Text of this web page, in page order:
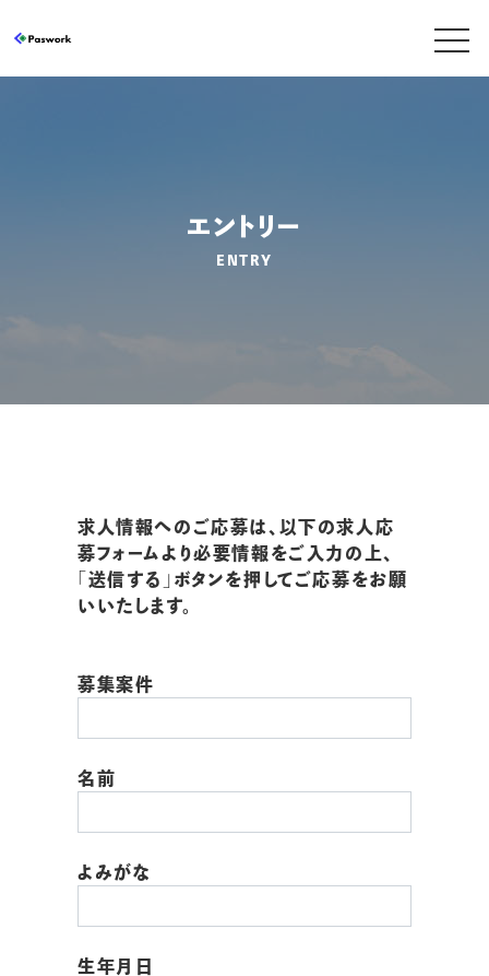
エントリー
ENTRY
求人情報へのご応募は、以下の求人応
募フォームより必要情報をご入力の上、
「送信する」ボタンを押してご応募をお願
いいたします。
募集案件
名前
よみがな
生年月日